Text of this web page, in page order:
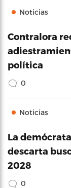
Noticias
Contralora
política
0
Noticias
La
descarta
2028
0